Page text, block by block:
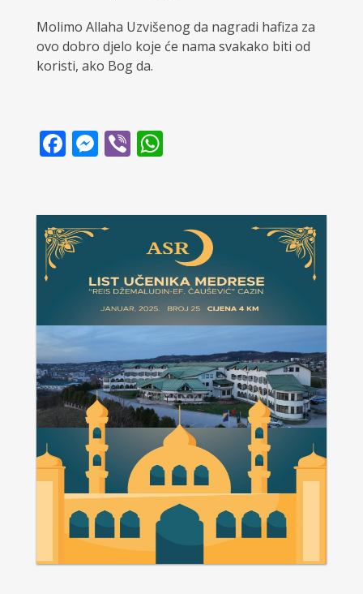
Molimo Allaha Uzvišenog da nagradi hafiza za
ovo dobro djelo koje će nama svakako biti od
koristi, ako Bog da.
Facebook
Messenger
ViberWhatsApp